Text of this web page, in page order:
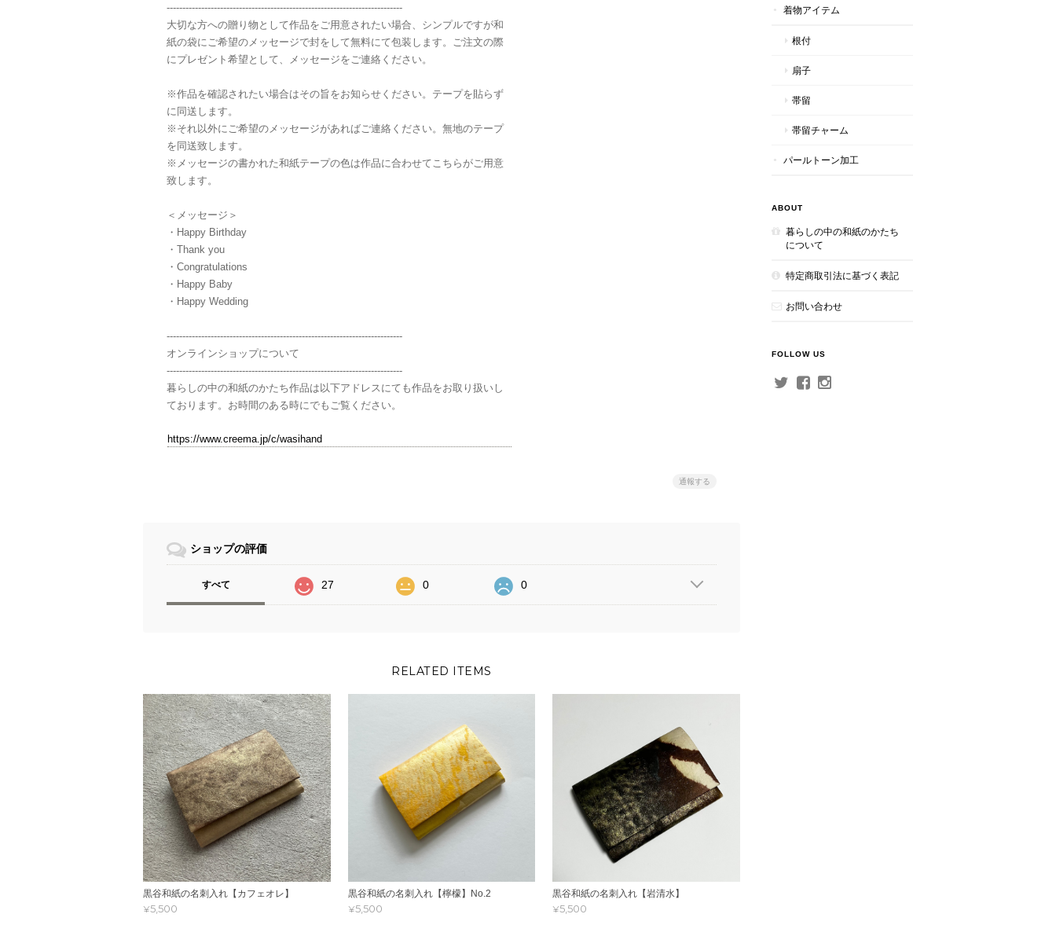
---------------------------------------------------------------------------
大切な方への贈り物として作品をご用意されたい場合、シンプルですが和
紙の袋にご希望のメッセージで封をして無料にて包装します。ご注文の際
にプレゼント希望として、メッセージをご連絡ください。
※作品を確認されたい場合はその旨をお知らせください。テープを貼らず
に同送します。
※それ以外にご希望のメッセージがあればご連絡ください。無地のテープ
を同送致します。
※メッセージの書かれた和紙テープの色は作品に合わせてこちらがご用意
致します。
＜メッセージ＞
・Happy Birthday
・Thank you
・Congratulations
・Happy Baby
・Happy Wedding
---------------------------------------------------------------------------
オンラインショップについて
---------------------------------------------------------------------------
暮らしの中の和紙のかたち作品は以下アドレスにても作品をお取り扱いし
ております。お時間のある時にでもご覧ください。
https://www.creema.jp/c/wasihand
通報する
ショップの評価
すべて 27 0 0
RELATED ITEMS
黒谷和紙の名刺入れ【カフェオレ】
¥5,500
黒谷和紙の名刺入れ【檸檬】No.2
¥5,500
黒谷和紙の名刺入れ【岩清水】
¥5,500
着物アイテム
根付
扇子
帯留
帯留チャーム
パールトーン加工
ABOUT
暮らしの中の和紙のかたち
について
特定商取引法に基づく表記
お問い合わせ
FOLLOW US